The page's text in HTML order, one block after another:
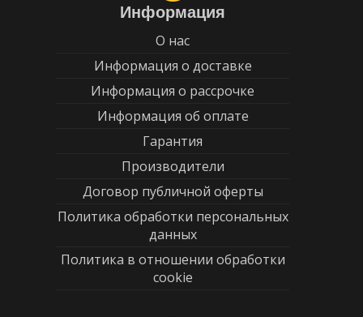
Информация
О нас
Информация о доставке
Информация о рассрочке
Информация об оплате
Гарантия
Производители
Договор публичной оферты
Политика обработки персональных
данных
Политика в отношении обработки
cookie